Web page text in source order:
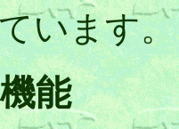
います。
能